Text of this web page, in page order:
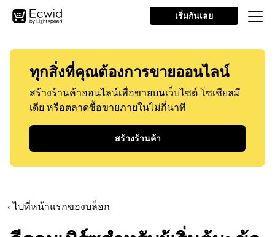
เริ่มกันเลย
ทุกสิ่งที่คุณต้องการขายออนไลน์
สร้างร้านค้าออนไลน์เพื่อขายบนเว็บไซต์ โซเชียลมี
เดีย หรือตลาดซื้อขายภายในไม่กี่นาที
สร้างร้านค้า
‹ ไปที่หน้าแรกของบล็อก